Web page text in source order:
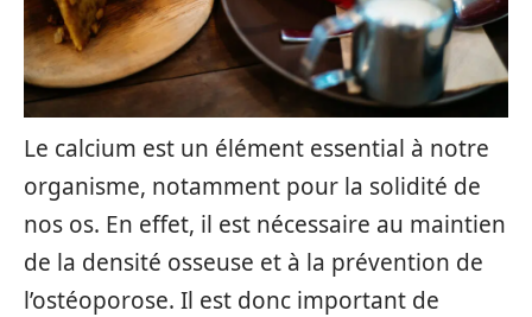
Le calcium est un élément essential à notre
organisme, notamment pour la solidité de
nos os. En effet, il est nécessaire au maintien
de la densité osseuse et à la prévention de
l’ostéoporose. Il est donc important de